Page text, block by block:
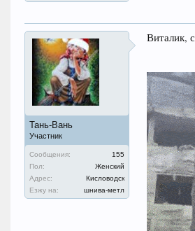
Тань-Вань
Участник
Сообщения:
155
Пол:
Женский
Адрес:
Кисловодск
Езжу на:
шнива-метл
Виталик,